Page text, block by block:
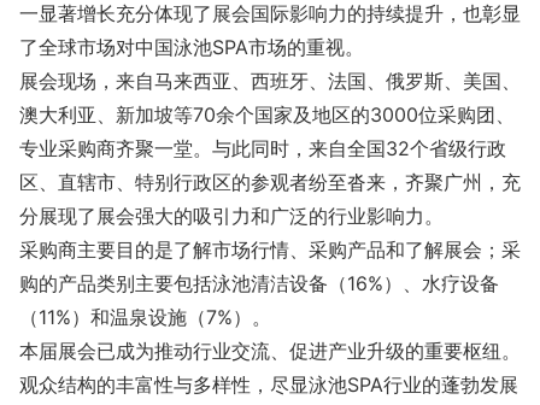
一显著增长充分体现了展会国际影响力的持续提升，也彰显
了全球市场对中国泳池SPA市场的重视。
展会现场，来自马来西亚、西班牙、法国、俄罗斯、美国、
澳大利亚、新加坡等70余个国家及地区的3000位采购团、
专业采购商齐聚一堂。与此同时，来自全国32个省级行政
区、直辖市、特别行政区的参观者纷至沓来，齐聚广州，充
分展现了展会强大的吸引力和广泛的行业影响力。
采购商主要目的是了解市场行情、采购产品和了解展会；采
购的产品类别主要包括泳池清洁设备（16%）、水疗设备
（11%）和温泉设施（7%）。
本届展会已成为推动行业交流、促进产业升级的重要枢纽。
观众结构的丰富性与多样性，尽显泳池SPA行业的蓬勃发展